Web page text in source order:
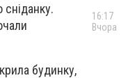
будинку,
16:17
Вчора